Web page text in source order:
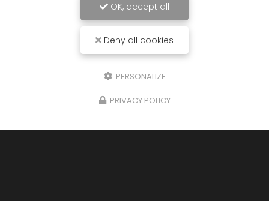
OK, accept all
Deny all cookies
PERSONALIZE
PRIVACY POLICY